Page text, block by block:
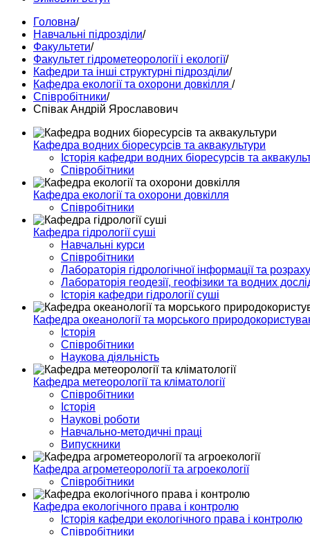
Головна/
Навчальні підрозділи/
Факультети/
Факультет гідрометеорології і екології/
Кафедри та інші структурні підрозділи/
Кафедра екології та охорони довкілля /
Співробітники/
Співак Андрій Ярославович
Кафедра водних біоресурсів та аквакультури
Історія кафедри водних біоресурсів та
Співробітники
Кафедра екології та охорони довкілля
Співробітники
Кафедра гідрології суші
Навчальні курси
Співробітники
Лабораторія гідрологічної інформації та
Лабораторія геодезії, геофізики та водних
Історія кафедри гідрології суші
Кафедра океанології та морського
Історія
Співробітники
Наукова діяльність
Кафедра метеорології та кліматології
Співробітники
Історія
Наукові роботи
Навчально-методичні праці
Випускники
Кафедра агрометеорології та агроекології
Співробітники
Кафедра екологічного права і контролю
Історія кафедри екологічного права і контролю
Співробітники